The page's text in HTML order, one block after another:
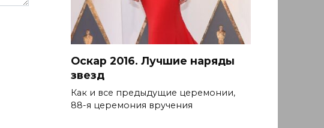
Оскар 2016. Лучшие наряды
звезд
Как и все предыдущие церемонии,
88-я церемония вручения